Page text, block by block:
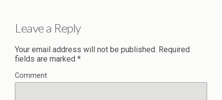
Leave a Reply
Your email address will not be published. Required
fields are marked *
Comment